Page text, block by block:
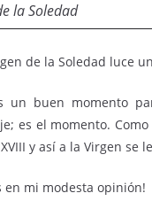
la Soledad
de la Soledad luce
buen momento
es el momento.
y así a la Virgen se
en mi modesta opinión!